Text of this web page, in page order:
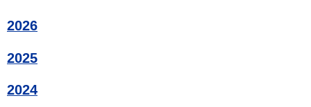
2026
2025
2024